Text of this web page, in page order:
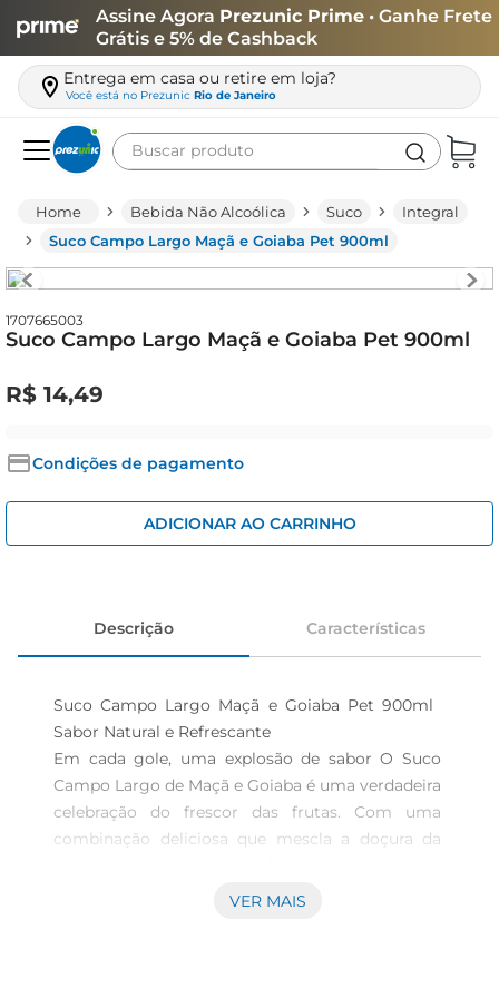
Assine Agora Prezunic Prime • Ganhe Frete
Grátis e 5% de Cashback
Entrega em casa ou retire em loja?
Você está no Prezunic Rio de Janeiro
Buscar produto
Bebida Não Alcoólica Suco
Integral
Suco Campo Largo Maçã e Goiaba Pet 900ml
1707665003
Suco Campo Largo Maçã e Goiaba Pet 900ml
R$ 14,49
Condições de pagamento
ADICIONAR AO CARRINHO
Descrição Características
Suco Campo Largo Maçã e Goiaba Pet 900ml
Sabor Natural e Refrescante
Em cada gole, uma explosão de sabor O Suco
Campo Largo de Maçã e Goiaba é uma verdadeira
celebração do frescor das frutas. Com uma
combinação deliciosa que mescla a doçura da
integral proporciona uma experiência saborosa e
VER MAIS
leite
queijo
arroz
biscoito
cerveja